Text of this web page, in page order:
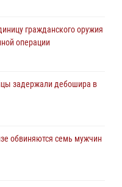
гражданского оружия
операции
задержали дебошира в
обвиняются семь мужчин